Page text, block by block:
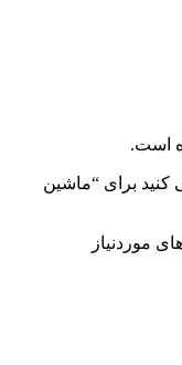
است.
کنید برای “ماشین
موردنیاز